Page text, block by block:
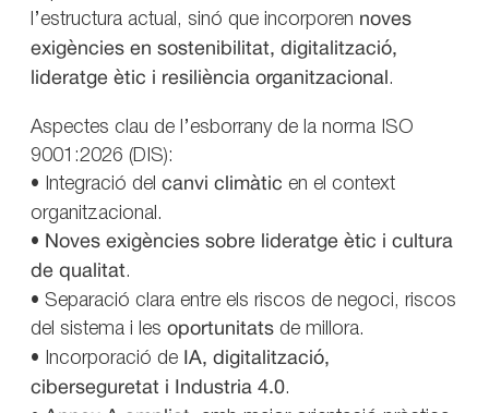
l’estructura actual, sinó que incorporen noves
exigències en sostenibilitat, digitalització,
lideratge ètic i resiliència organitzacional .
Aspectes clau de l’esborrany de la norma ISO
9001:2026 (DIS):
• Integració del canvi climàtic en el context
organitzacional.
• Noves exigències sobre lideratge ètic i cultura
de qualitat.
• Separació clara entre els riscos de negoci, riscos
del sistema i les oportunitats de millora.
• Incorporació de
IA, digitalització,
ciberseguretat i Industria 4.0.